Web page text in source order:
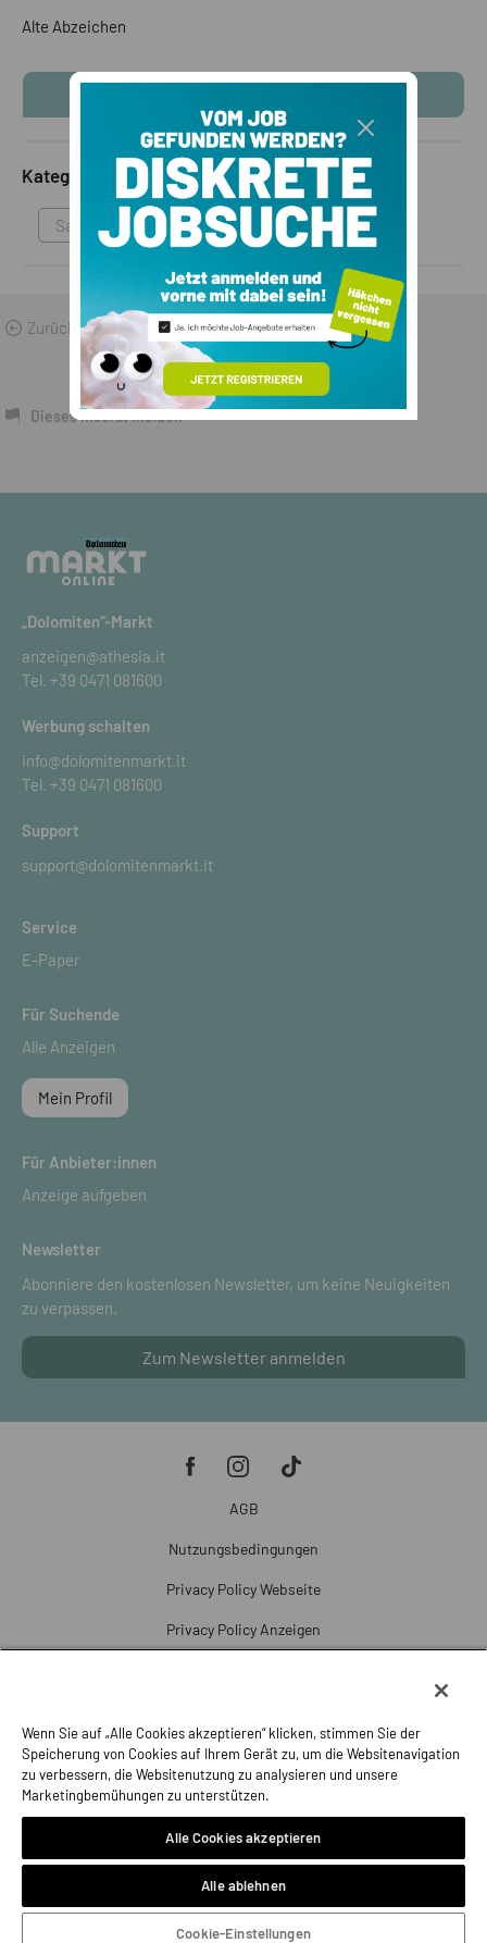
Alte Abzeichen
Kategorie
Sammlungen & Antikes
Zurück zu den Suchergebnissen
Dieses Inserat melden
„Dolomiten“-Markt
anzeigen@athesia.it
Tel. +39 0471 081600
Werbung schalten
info@dolomitenmarkt.it
Tel. +39 0471 081600
Support
support@dolomitenmarkt.it
Service
E-Paper
Für Suchende
Alle Anzeigen
Mein Profil
Für Anbieter:innen
Anzeige aufgeben
Newsletter
Abonniere den kostenlosen Newsletter, um keine Neuigkeiten
zu verpassen.
Zum Newsletter anmelden
AGB
Nutzungsbedingungen
Privacy Policy Webseite
Privacy Policy Anzeigen
Beschwerde
Impressum
Wenn Sie auf „Alle Cookies akzeptieren“ klicken, stimmen Sie der
Speicherung von Cookies auf Ihrem Gerät zu, um die Websitenavigation
zu verbessern, die Websitenutzung zu analysieren und unsere
Marketingbemühungen zu unterstützen.
Alle Cookies akzeptieren
Alle ablehnen
Cookie-Einstellungen